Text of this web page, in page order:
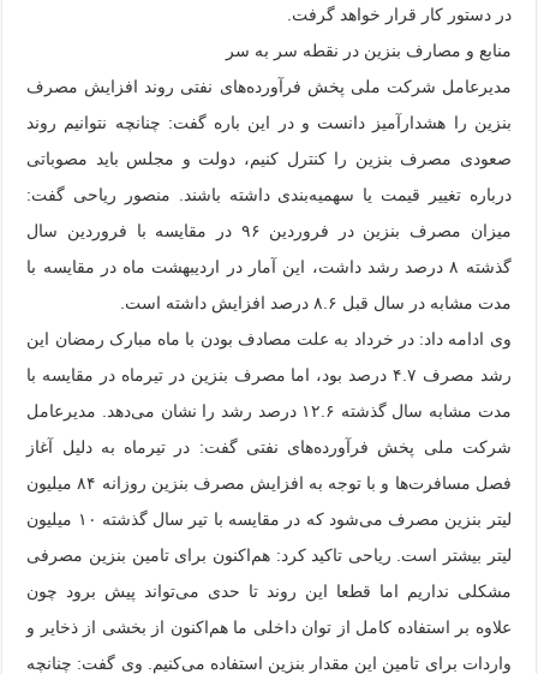
در دستور کار قرار خواهد گرفت.
منابع و مصارف بنزین در نقطه سر به سر
مدیرعامل شرکت ملی پخش فرآورده‌های نفتی روند افزایش مصرف
بنزین را هشدارآمیز دانست و در این باره گفت: چنانچه نتوانیم روند
صعودی مصرف بنزین را کنترل کنیم، دولت و مجلس باید مصوباتی
درباره تغییر قیمت یا سهمیه‌بندی داشته باشند. منصور ریاحی گفت:
میزان مصرف بنزین در فروردین ۹۶ در مقایسه با فروردین سال
گذشته ۸ درصد رشد داشت، این آمار در اردیبهشت ماه در مقایسه با
مدت مشابه در سال قبل ۸.۶ درصد افزایش داشته است.
وی ادامه داد: در خرداد به علت مصادف بودن با ماه مبارک رمضان این
رشد مصرف ۴.۷ درصد بود، اما مصرف بنزین در تیرماه در مقایسه با
مدت مشابه سال گذشته ۱۲.۶ درصد رشد را نشان می‌دهد. مدیرعامل
شرکت ملی پخش فرآورده‌های نفتی گفت: در تیرماه به دلیل آغاز
فصل مسافرت‌ها و با توجه به افزایش مصرف بنزین روزانه ۸۴ میلیون
لیتر بنزین مصرف می‌شود که در مقایسه با تیر سال گذشته ۱۰ میلیون
لیتر بیشتر است. ریاحی تاکید کرد: هم‌اکنون برای تامین بنزین مصرفی
مشکلی نداریم اما قطعا این روند تا حدی می‌تواند پیش برود چون
علاوه بر استفاده کامل از توان داخلی ما هم‌اکنون از بخشی از ذخایر و
واردات برای تامین این مقدار بنزین استفاده می‌کنیم. وی گفت: چنانچه